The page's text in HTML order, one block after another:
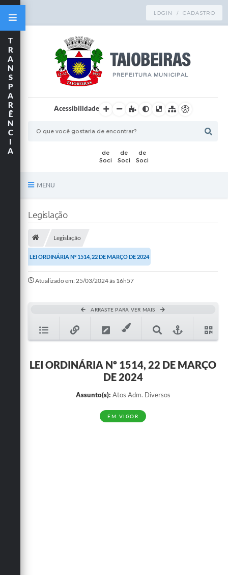
LOGIN / CADASTRO
Acessibilidade
MENU
Publicações
A Prefeitura
Ouvidoria
Legislação
T
R
A
N
S
P
A
R
Ê
N
C
I
A
Legislação
Legislação
LEI ORDINÁRIA Nº 1514, 22 DE MARÇO DE 2024
Atualizado em: 25/03/2024 às 16h57
ARRASTE PARA VER MAIS
LEI ORDINÁRIA Nº 1514, 22 DE MARÇO
DE 2024
Assunto(s): Atos Adm. Diversos
EM VIGOR